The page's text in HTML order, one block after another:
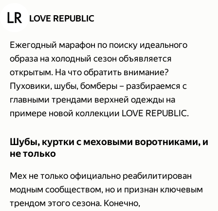
LOVE REPUBLIC
Ежегодный марафон по поиску идеального
образа на холодный сезон объявляется
открытым. На что обратить внимание?
Пуховики, шубы, бомберы – разбираемся с
главными трендами верхней одежды на
примере новой коллекции LOVE REPUBLIC.
Шубы, куртки с меховыми воротниками, и
не только
Мех не только официально реабилитирован
модным сообществом, но и признан ключевым
трендом этого сезона. Конечно,